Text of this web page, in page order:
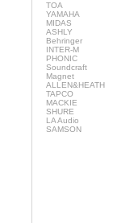
TOA
YAMAHA
MIDAS
ASHLY
Behringer
INTER-M
PHONIC
Soundcraft
Magnet
ALLEN&HEATH
TAPCO
MACKIE
SHURE
LA Audio
SAMSON